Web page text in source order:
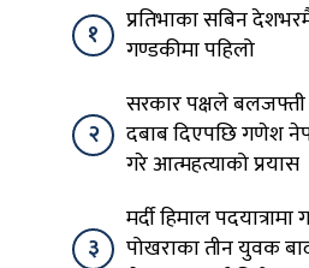
१
प्रतिभाका सबिन
गण्डकीमा पहिलो
२
सरकार पक्षले
दबाब दिएपछि गणेश
गरे आत्महत्याको प्रयास
३
मर्दी हिमाल
पोखराका तीन युवक